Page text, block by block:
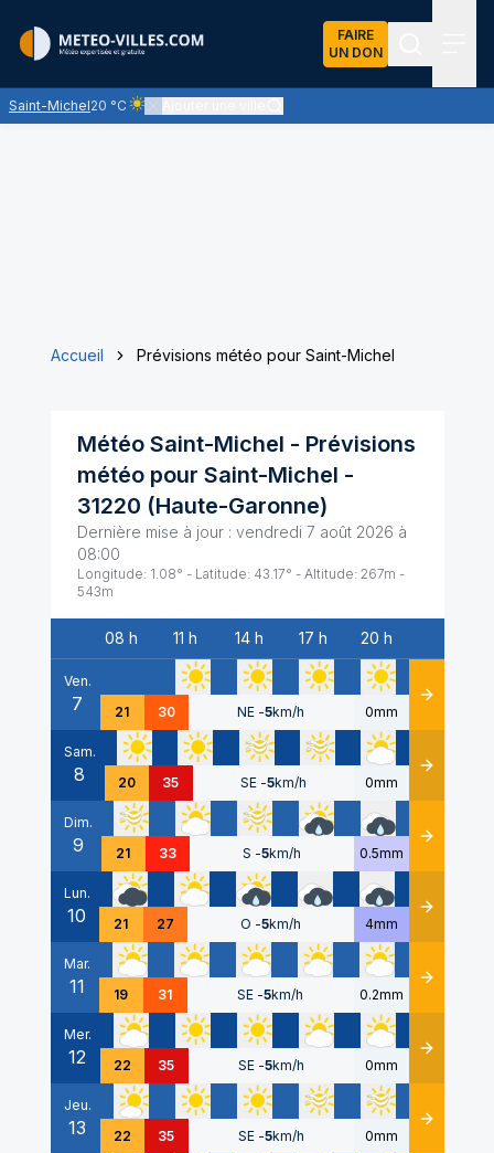
FAIRE
UN DON
Saint-Michel20 °C
Ciel clair - quasiment pas de nuages et un soleil
Accueil Prévisions météo pour Saint-Michel
Météo Saint-Michel - Prévisions
météo pour Saint-Michel -
31220 (Haute-Garonne)
Dernière mise à jour : vendredi 7 août 2026 à
08:00
Longitude: 1.08° - Latitude: 43.17° - Altitude: 267m -
543m
Date
08 h 11 h 14 h 17 h 20 h
Ven.
7 21 30 NE -5km/h 0mm Détails
Sam.
8 20 35 SE -5km/h 0mm Détails
Dim.
9 21 33 S -5km/h 0.5mm Détails
Lun.
10 21 27 O -5km/h 4mm Détails
Mar.
11 19 31 SE -5km/h 0.2mm Détails
Mer.
12 22 35 SE -5km/h 0mm Détails
Jeu.
13 22 35 SE -5km/h 0mm Détails